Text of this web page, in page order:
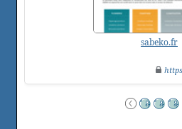
sabeko.fr
https